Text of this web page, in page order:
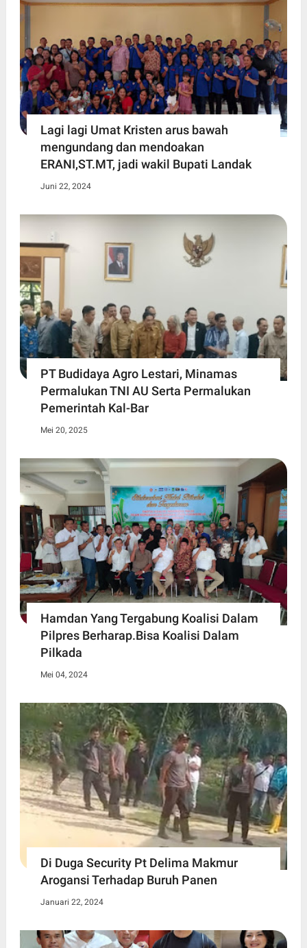
Lagi lagi Umat Kristen arus bawah
mengundang dan mendoakan
ERANI,ST.MT, jadi wakil Bupati Landak
Juni 22, 2024
PT Budidaya Agro Lestari, Minamas
Permalukan TNI AU Serta Permalukan
Pemerintah Kal-Bar
Mei 20, 2025
Hamdan Yang Tergabung Koalisi Dalam
Pilpres Berharap.Bisa Koalisi Dalam
Pilkada
Mei 04, 2024
Di Duga Security Pt Delima Makmur
Arogansi Terhadap Buruh Panen
Januari 22, 2024